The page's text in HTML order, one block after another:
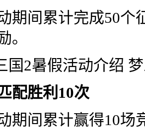
间累计完成50个
。
配胜利10次
间累计赢得10场